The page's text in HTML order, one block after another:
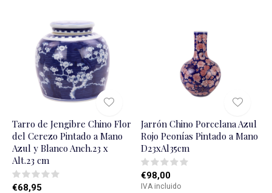
Tarro de Jengibre Chino Flor
del Cerezo Pintado a Mano
Azul y Blanco Anch.23 x
Alt.23 cm
€68,95
Jarrón Chino Porcelana Azul
Rojo Peonías Pintado a Mano
D23xAl35cm
€98,00
IVA incluido